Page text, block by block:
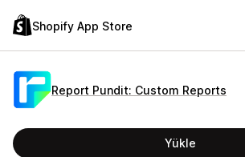
Shopify App Store
Report Pundit: Custom Reports
Yükle